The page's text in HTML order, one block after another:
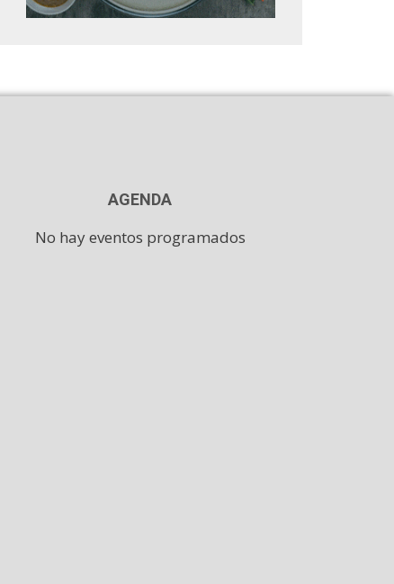
AGENDA
No hay eventos programados